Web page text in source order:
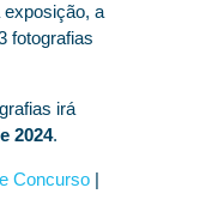
a
fotografias
irá
2024.
Concurso |